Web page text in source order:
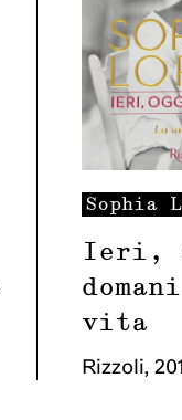
Sophia
Ieri,
vita
Rizzoli,